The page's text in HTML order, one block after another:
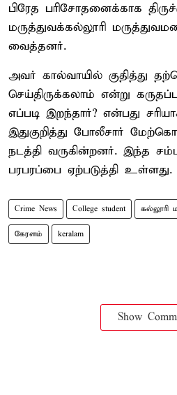
பிரேத பரிசோதனைக்காக
மருத்துவக்கல்லூரி
வைத்தனர்.
அவர் கால்வாயில் குதித்து
செய்திருக்கலாம் என்று
எப்படி இறந்தார்? என்பது
இதுகுறித்து போலீசார்
நடத்தி வருகின்றனர். இந்த
பரபரப்பை ஏற்படுத்தி உள்ளது.
Crime News College student கல்லூரி
கேரளம் keralam
Show